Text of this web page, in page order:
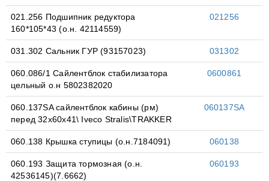
021.256 Подшипник редуктора
160*105*43 (о.н. 42114559)
021256
031.302 Сальник ГУР (93157023) 031302
060.086/1 Сайлентблок стабилизатора
цельный о.н 5802382020
0600861
060.137SA сайлентблок кабины (рм)
перед 32х60х41\ Iveco Stralis\TRAKKER
060137SA
060.138 Крышка ступицы (о.н.7184091) 060138
060.193 Защита тормозная (о.н.
42536145)(7.6662)
060193